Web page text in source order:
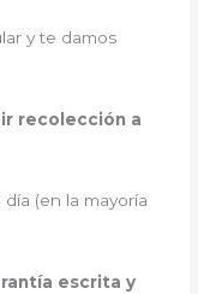
y te damos
recolección a
(en la mayoría
escrita y